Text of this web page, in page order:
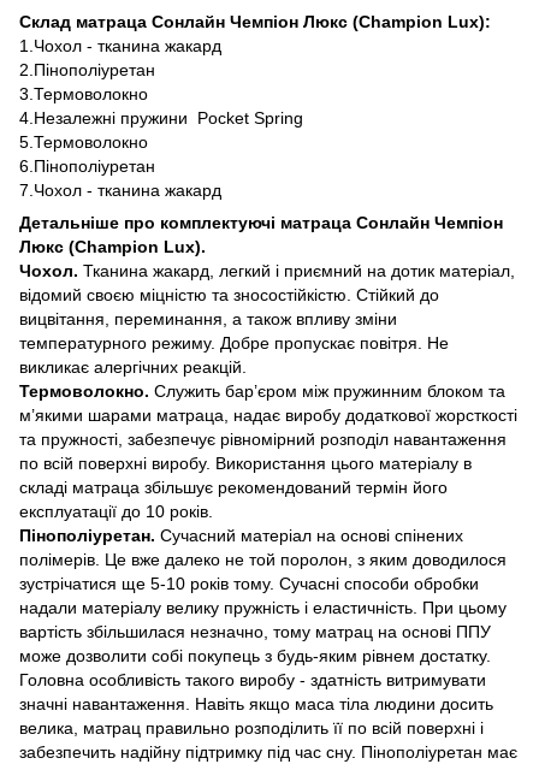
Склад матраца Сонлайн Чемпіон Люкс (Champion Lux):
1.Чохол - тканина жакард
2.Пінополіуретан
3.Термоволокно
4.Незалежні пружини Pocket Spring
5.Термоволокно
6.Пінополіуретан
7.Чохол - тканина жакард
Детальніше про комплектуючі матраца Сонлайн Чемпіон
Люкс (Champion Lux).
Чохол. Тканина жакард, легкий і приємний на дотик матеріал,
відомий своєю міцністю та зносостійкістю. Стійкий до
вицвітання, переминання, а також впливу зміни
температурного режиму. Добре пропускає повітря. Не
викликає алергічних реакцій.
Термоволокно. Служить бар’єром між пружинним блоком та
м’якими шарами матраца, надає виробу додаткової жорсткості
та пружності, забезпечує рівномірний розподіл навантаження
по всій поверхні виробу. Використання цього матеріалу в
складі матраца збільшує рекомендований термін його
експлуатації до 10 років.
Пінополіуретан. Сучасний матеріал на основі спінених
полімерів. Це вже далеко не той поролон, з яким доводилося
зустрічатися ще 5-10 років тому. Сучасні способи обробки
надали матеріалу велику пружність і еластичність. При цьому
вартість збільшилася незначно, тому матрац на основі ППУ
може дозволити собі покупець з будь-яким рівнем достатку.
Головна особливість такого виробу - здатність витримувати
значні навантаження. Навіть якщо маса тіла людини досить
велика, матрац правильно розподілить її по всій поверхні і
забезпечить надійну підтримку під час сну. Пінополіуретан має